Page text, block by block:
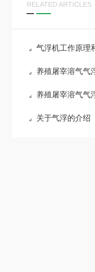
RELATED ARTICLES
气浮机工作原理
养殖屠宰溶气气浮机选购指南：
养殖屠宰溶气气浮机
关于气浮的介绍